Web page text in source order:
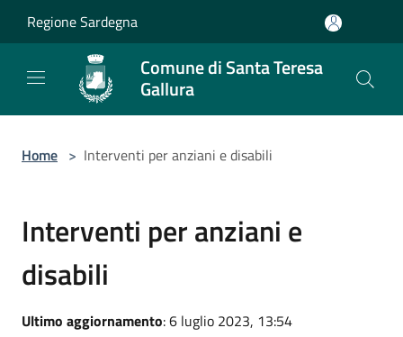
Regione Sardegna
Comune di Santa Teresa
Gallura
Home > Interventi per anziani e disabili
Interventi per anziani e
disabili
Ultimo aggiornamento: 6 luglio 2023, 13:54